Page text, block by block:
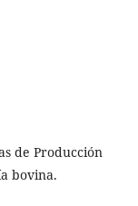
de Producción
bovina.